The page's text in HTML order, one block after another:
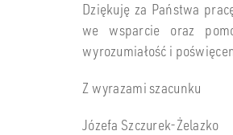
Dziękuję za Państwa
we wsparcie oraz
wyrozumiałość i
Z wyrazami szacunku
Józefa Szczurek-Żelazko